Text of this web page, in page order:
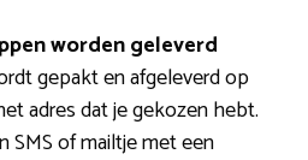
worden geleverd
gepakt en afgeleverd op
adres dat je gekozen hebt.
SMS of mailtje met een